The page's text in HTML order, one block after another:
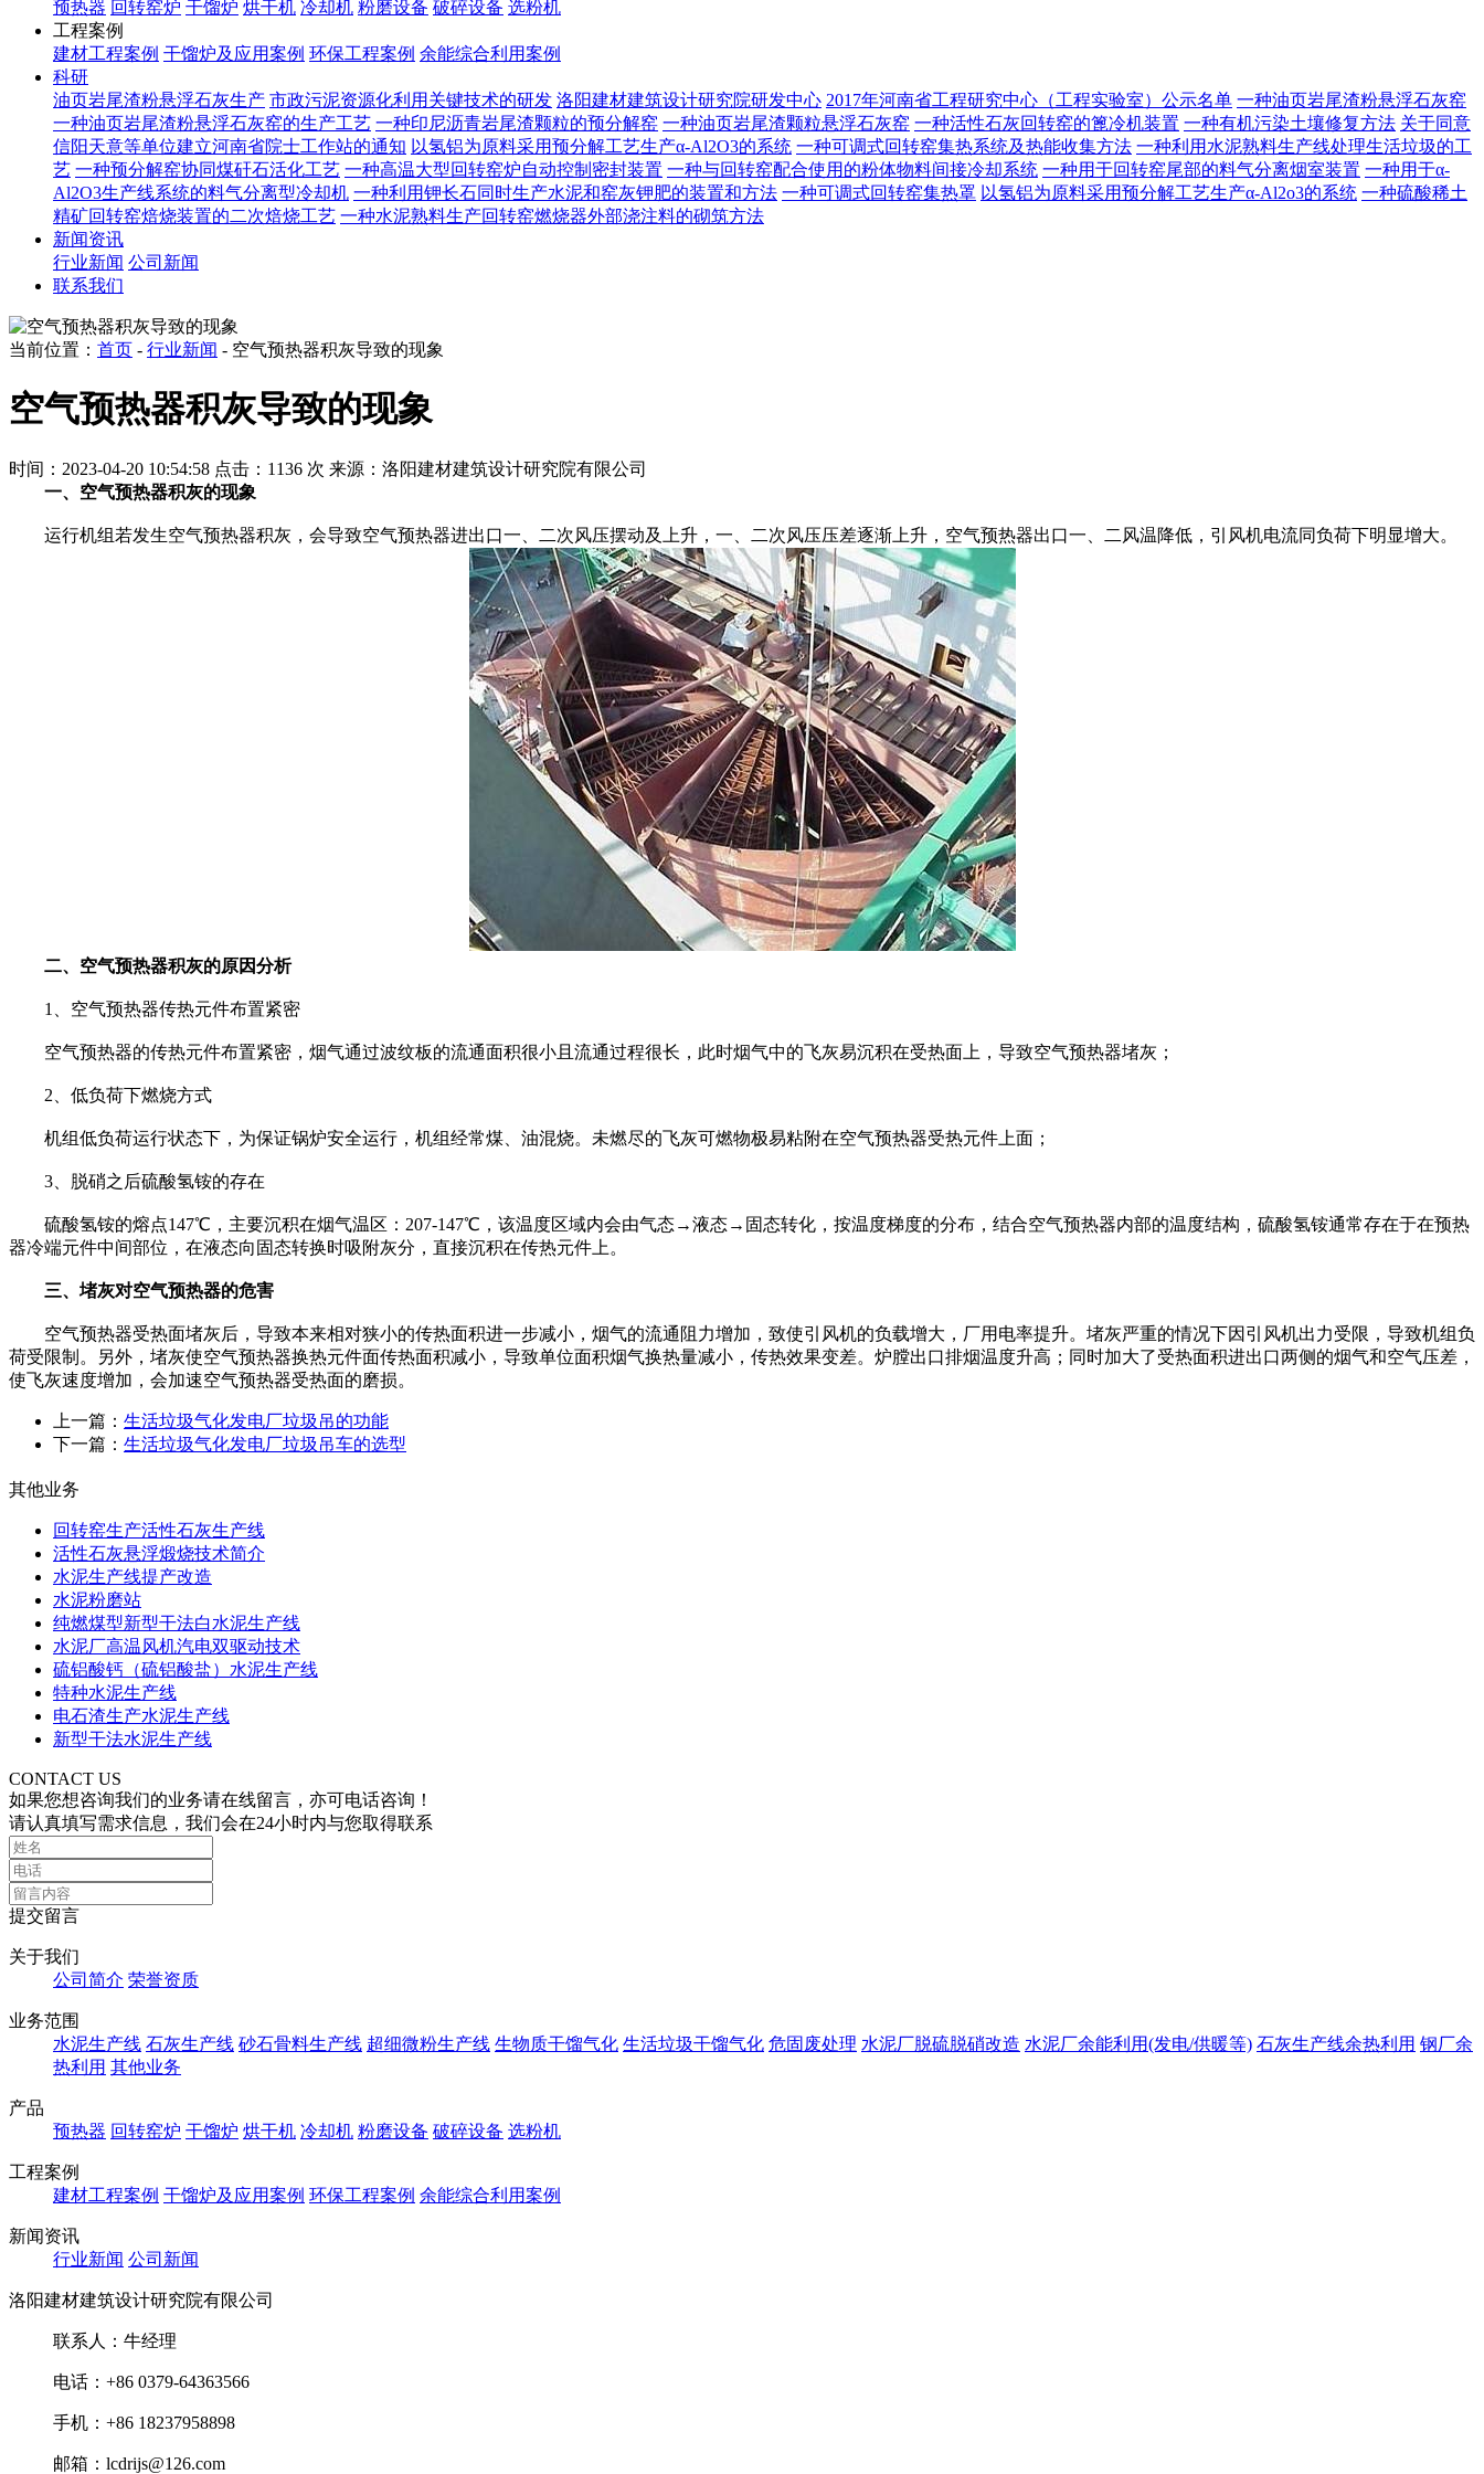
预热器 回转窑炉 干馏炉 烘干机 冷却机 粉磨设备 破碎设备 选粉机
工程案例
建材工程案例 干馏炉及应用案例 环保工程案例 余能综合利用案例
科研
油页岩尾渣粉悬浮石灰生产 市政污泥资源化利用关键技术的研发 洛阳建材建筑设计研究院研发中心 2017年河南省工程研究中心（工程实验室）公示名单 一种油页岩尾渣粉悬浮石灰窑
一种油页岩尾渣粉悬浮石灰窑的生产工艺 一种印尼沥青岩尾渣颗粒的预分解窑 一种油页岩尾渣颗粒悬浮石灰窑 一种活性石灰回转窑的篦冷机装置 一种有机污染土壤修复方法 关于同意
信阳天意等单位建立河南省院士工作站的通知 以氢铝为原料采用预分解工艺生产α-Al2O3的系统 一种可调式回转窑集热系统及热能收集方法 一种利用水泥熟料生产线处理生活垃圾的工
艺 一种预分解窑协同煤矸石活化工艺 一种高温大型回转窑炉自动控制密封装置 一种与回转窑配合使用的粉体物料间接冷却系统 一种用于回转窑尾部的料气分离烟室装置 一种用于α-
Al2O3生产线系统的料气分离型冷却机 一种利用钾长石同时生产水泥和窑灰钾肥的装置和方法 一种可调式回转窑集热罩 以氢铝为原料采用预分解工艺生产α-Al2o3的系统 一种硫酸稀土
精矿回转窑焙烧装置的二次焙烧工艺 一种水泥熟料生产回转窑燃烧器外部浇注料的砌筑方法
新闻资讯
行业新闻 公司新闻
联系我们
当前位置： 首页 - 行业新闻 - 空气预热器积灰导致的现象
空气预热器积灰导致的现象
时间：2023-04-20 10:54:58 点击：1136 次 来源：洛阳建材建筑设计研究院有限公司
一、空气预热器积灰的现象
运行机组若发生空气预热器积灰，会导致空气预热器进出口一、二次风压摆动及上升，一、二次风压压差逐渐上升，空气预热器出口一、二风温降低，引风机电流同负荷下明显增大。
二、空气预热器积灰的原因分析
1、空气预热器传热元件布置紧密
空气预热器的传热元件布置紧密，烟气通过波纹板的流通面积很小且流通过程很长，此时烟气中的飞灰易沉积在受热面上，导致空气预热器堵灰；
2、低负荷下燃烧方式
机组低负荷运行状态下，为保证锅炉安全运行，机组经常煤、油混烧。未燃尽的飞灰可燃物极易粘附在空气预热器受热元件上面；
3、脱硝之后硫酸氢铵的存在
硫酸氢铵的熔点147℃，主要沉积在烟气温区：207-147℃，该温度区域内会由气态→液态→固态转化，按温度梯度的分布，结合空气预热器内部的温度结构，硫酸氢铵通常存在于在预热
器冷端元件中间部位，在液态向固态转换时吸附灰分，直接沉积在传热元件上。
三、堵灰对空气预热器的危害
空气预热器受热面堵灰后，导致本来相对狭小的传热面积进一步减小，烟气的流通阻力增加，致使引风机的负载增大，厂用电率提升。堵灰严重的情况下因引风机出力受限，导致机组负
荷受限制。另外，堵灰使空气预热器换热元件面传热面积减小，导致单位面积烟气换热量减小，传热效果变差。炉膛出口排烟温度升高；同时加大了受热面积进出口两侧的烟气和空气压差，
使飞灰速度增加，会加速空气预热器受热面的磨损。
上一篇： 生活垃圾气化发电厂垃圾吊的功能
下一篇： 生活垃圾气化发电厂垃圾吊车的选型
其他业务
回转窑生产活性石灰生产线
活性石灰悬浮煅烧技术简介
水泥生产线提产改造
水泥粉磨站
纯燃煤型新型干法白水泥生产线
水泥厂高温风机汽电双驱动技术
硫铝酸钙（硫铝酸盐）水泥生产线
特种水泥生产线
电石渣生产水泥生产线
新型干法水泥生产线
CONTACT US
如果您想咨询我们的业务请在线留言，亦可电话咨询！
请认真填写需求信息，我们会在24小时内与您取得联系
提交留言
关于我们
公司简介 荣誉资质
业务范围
水泥生产线 石灰生产线 砂石骨料生产线 超细微粉生产线 生物质干馏气化 生活垃圾干馏气化 危固废处理 水泥厂脱硫脱硝改造 水泥厂余能利用(发电/供暖等) 石灰生产线余热利用 钢厂余
热利用 其他业务
产品
预热器 回转窑炉 干馏炉 烘干机 冷却机 粉磨设备 破碎设备 选粉机
工程案例
建材工程案例 干馏炉及应用案例 环保工程案例 余能综合利用案例
新闻资讯
行业新闻 公司新闻
洛阳建材建筑设计研究院有限公司
联系人：牛经理
电话：+86 0379-64363566
手机：+86 18237958898
邮箱：lcdrijs@126.com